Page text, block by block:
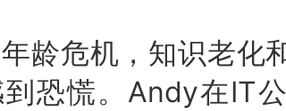
危机，知识老化
恐慌。Andy在IT